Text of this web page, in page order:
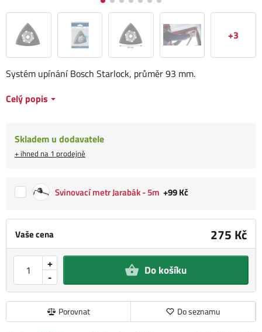
+3
Vaše cena 275 Kč
-
+ Do košíku
Porovnat Do seznamu
Systém upínání Bosch Starlock, průměr 93 mm.
Celý popis
Skladem u dodavatele
+ ihned na 1 prodejně
Svinovací metr Jarabák - 5m +99 Kč